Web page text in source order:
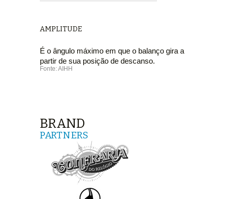
AMPLITUDE
É o ângulo máximo em que o balanço gira a
partir de sua posição de descanso.
Fonte: AIHH
BRAND
PARTNERS